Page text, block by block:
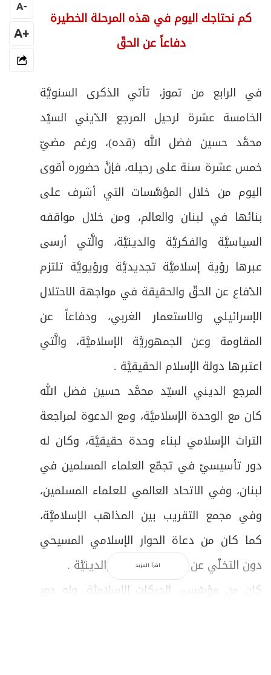
كم نحتاجك اليوم في هذه المرحلة الخطيرة
دفاعاً عن الحقّ
في الرابع من تموز، تأتي الذكرى السنويَّة
الخامسة عشرة لرحيل المرجع الدّيني السيّد
محمَّد حسين فضل الله (قده)، ورغم مضيّ
خمس عشرة سنة على رحيله، فإنَّ حضوره أقوى
اليوم من خلال المؤسَّسات التي أشرف على
بنائها في لبنان والعالم، ومن خلال مواقفه
السياسيَّة والفكريَّة والدينيَّة، والَّتي أرسى
عبرها رؤية إسلاميَّة تجديديَّة ورؤيويَّة تلتزم
الدّفاع عن الحقّ والحقيقة في مواجهة الاحتلال
الإسرائيلي والاستعمار الغربي، ودفاعاً عن
المقاومة وعن الجمهوريَّة الإسلاميَّة، والَّتي
اعتبرها دولة الإسلام الحقيقيَّة .
المرجع الديني السيّد محمَّد حسين فضل الله
كان مع الوحدة الإسلاميَّة، ومع الدعوة لمراجعة
التراث الإسلامي لبناء وحدة حقيقيَّة، وكان له
دور تأسيسيّ في تجمّع العلماء المسلمين في
لبنان، وفي الاتحاد العالمي للعلماء المسلمين،
وفي مجمع التقريب بين المذاهب الإسلاميَّة،
كما كان من دعاة الحوار الإسلامي المسيحي
دون التخلّي عن الثوابت الفكريَّة والدينيَّة .
كان من مؤسّسي الحركات الإسلاميَّة، وله دور
اقرأ المزيد
-
A
+A